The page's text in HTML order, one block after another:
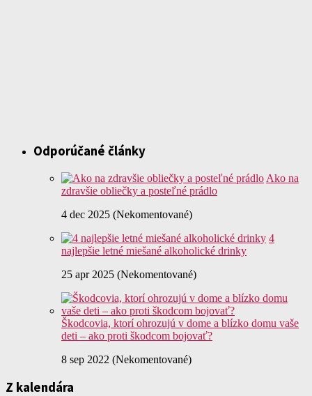
Odporúčané články
Ako na
zdravšie obliečky a posteľné prádlo
4 dec 2025 (Nekomentované)
4
najlepšie letné miešané alkoholické drinky
25 apr 2025 (Nekomentované)
Škodcovia, ktorí ohrozujú v dome a blízko domu vaše
deti – ako proti škodcom bojovať?
8 sep 2022 (Nekomentované)
Z kalendára